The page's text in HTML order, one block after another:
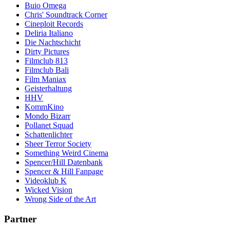
Buio Omega
Chris' Soundtrack Corner
Cineploit Records
Deliria Italiano
Die Nachtschicht
Dirty Pictures
Filmclub 813
Filmclub Bali
Film Maniax
Geisterhaltung
HHV
KommKino
Mondo Bizarr
Pollanet Squad
Schattenlichter
Sheer Terror Society
Something Weird Cinema
Spencer/Hill Datenbank
Spencer & Hill Fanpage
Videoklub K
Wicked Vision
Wrong Side of the Art
Partner